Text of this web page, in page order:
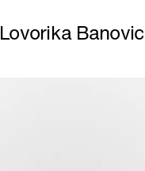
Lovorika Banovic